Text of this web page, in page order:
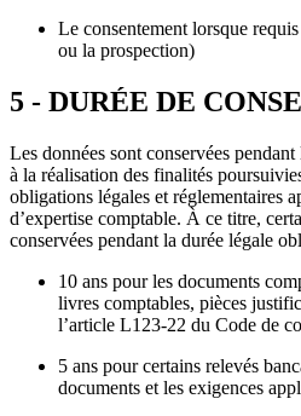
Le consentement lorsque
ou la prospection)
5 - DURÉE DE
Les données sont conservées
à la réalisation des finalités
obligations légales et réglementaires
d’expertise comptable. À ce titre,
conservées pendant la durée légale
10 ans pour les documents
livres comptables, pièces
l’article L123-22 du Code de
5 ans pour certains relevés
documents et les exigences